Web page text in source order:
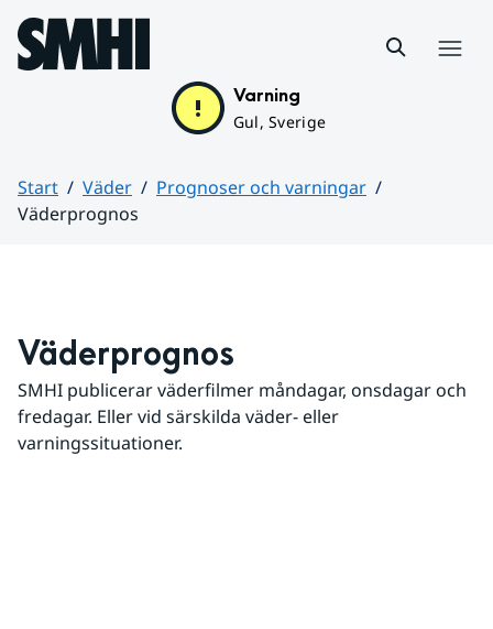
Hoppa till sidans innehåll
Varning
Gul, Sverige
Start Väder
Prognoser och varningar
Väderprognos
Väderprognos
SMHI publicerar väderfilmer måndagar, onsdagar och
fredagar. Eller vid särskilda väder- eller
varningssituationer.